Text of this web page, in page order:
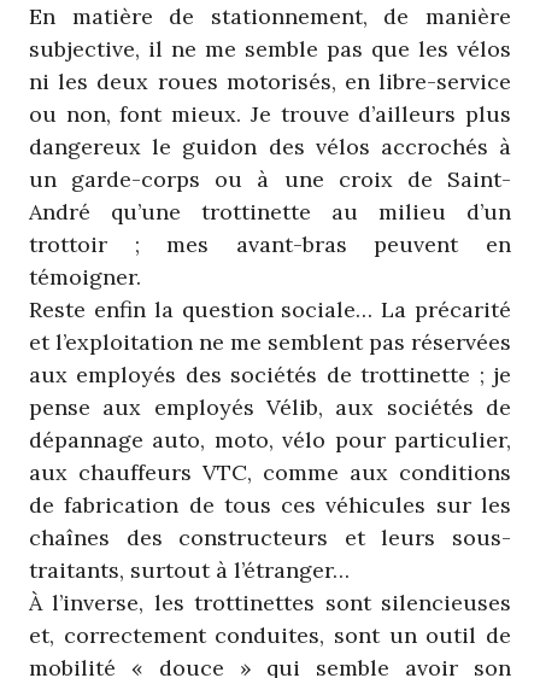
En matière de stationnement, de manière
subjective, il ne me semble pas que les vélos
ni les deux roues motorisés, en libre-service
ou non, font mieux. Je trouve d’ailleurs plus
dangereux le guidon des vélos accrochés à
un garde-corps ou à une croix de Saint-
André qu’une trottinette au milieu d’un
trottoir ; mes avant-bras peuvent en
témoigner.
Reste enfin la question sociale… La précarité
et l’exploitation ne me semblent pas réservées
aux employés des sociétés de trottinette ; je
pense aux employés Vélib, aux sociétés de
dépannage auto, moto, vélo pour particulier,
aux chauffeurs VTC, comme aux conditions
de fabrication de tous ces véhicules sur les
chaînes des constructeurs et leurs sous-
traitants, surtout à l’étranger…
À l’inverse, les trottinettes sont silencieuses
et, correctement conduites, sont un outil de
mobilité « douce » qui semble avoir son